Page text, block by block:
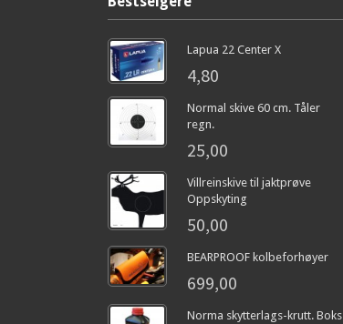
Lapua 22 Center X
4,80
Normal skive 60 cm. Tåler
regn.
25,00
Villreinskive til jaktprøve
Oppskyting
50,00
BEARPROOF kolbeforhøyer
699,00
Norma skytterlags-krutt. Boks